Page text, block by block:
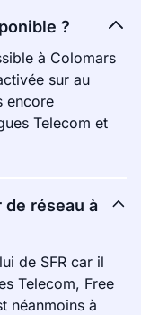
?
à Colomars
sur au
encore
Telecom et
réseau à
de SFR car il
Telecom, Free
néanmoins à